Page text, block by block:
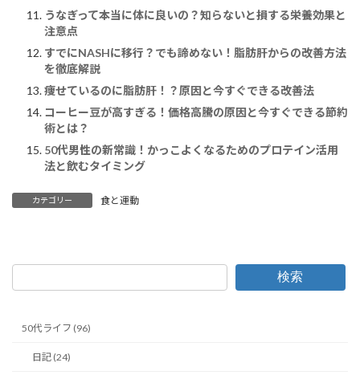
うなぎって本当に体に良いの？知らないと損する栄養効果と
注意点
すでにNASHに移行？でも諦めない！脂肪肝からの改善方法
を徹底解説
痩せているのに脂肪肝！？原因と今すぐできる改善法
コーヒー豆が高すぎる！価格高騰の原因と今すぐできる節約
術とは？
50代男性の新常識！かっこよくなるためのプロテイン活用
法と飲むタイミング
カテゴリー 食と運動
検索
50代ライフ (96)
日記 (24)